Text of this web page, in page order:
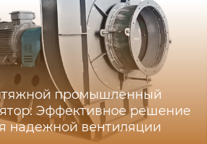
промышленный
Эффективное решение
надежной вентиляции